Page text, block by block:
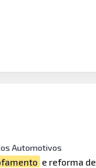
Automotivos
e reforma de